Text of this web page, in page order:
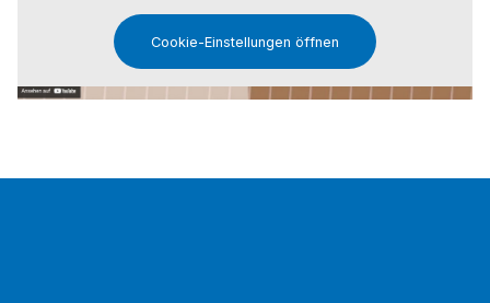
Cookie-Einstellungen öffnen